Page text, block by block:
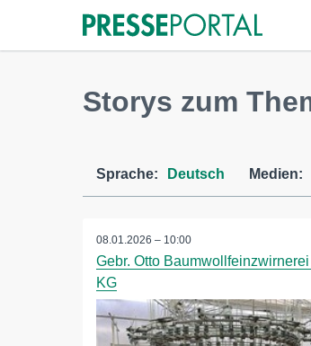
Storys zum
Sprache: Deutsch Medien:
08.01.2026 – 10:00
Gebr. Otto
KG